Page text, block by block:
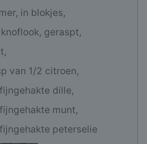
in blokjes,
geraspt,
van 1/2 citroen,
dille,
munt,
peterselie